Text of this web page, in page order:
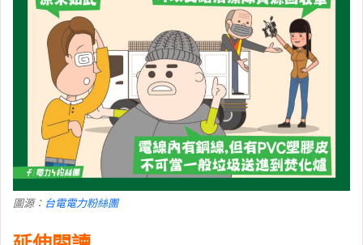
圖源： 台電電力粉絲團